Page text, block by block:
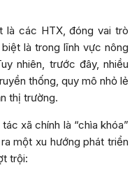
là các HTX, đóng vai trò
là trong lĩnh vực nông
nhiên, trước đây, nhiều
thống, quy mô nhỏ lẻ
thị trường.
xã chính là “chìa khóa”
một xu hướng phát triển
trội: